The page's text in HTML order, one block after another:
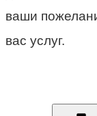
ваши
вас услуг.